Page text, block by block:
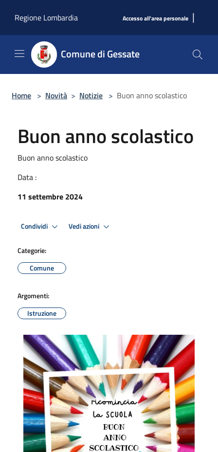
Regione Lombardia
Accesso all'area personale |
Comune di Gessate
Home > Novità > Notizie > Buon anno scolastico
Buon anno scolastico
Buon anno scolastico
Data :
11 settembre 2024
Condividi Vedi azioni
Categorie:
Comune
Argomenti:
Istruzione